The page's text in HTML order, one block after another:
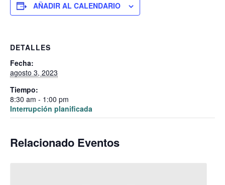
AÑADIR AL CALENDARIO
DETALLES
Fecha:
agosto 3, 2023
Tiempo:
8:30 am - 1:00 pm
Interrupción planificada
Relacionado Eventos